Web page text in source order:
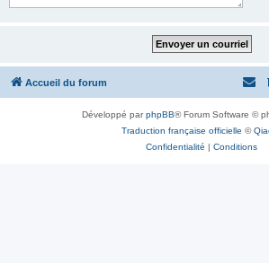
Accueil du forum
Développé parphpBB® Forum Software ©
Traduction française officielle ©
Confidentialité | Conditions